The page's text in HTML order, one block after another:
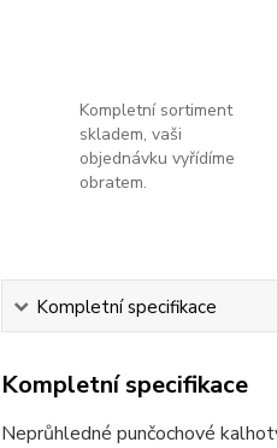
Kompletní sortiment
skladem, vaši
objednávku vyřídíme
obratem.
Kompletní specifikace
Kompletní specifikace
Neprůhledné punčochové